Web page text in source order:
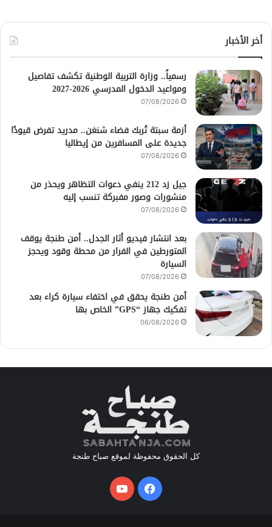
أخر الأخبار
رسمياً.. وزارة التربية الوطنية تكشف تفاصيل
ومواعيد الدخول المدرسي 2026-2027
07/08/2026
أزمة سبتة تُربك فضاء شنغن.. مدريد تفرض قيودًا
جديدة على المسافرين من إيطاليا
07/08/2026
جيل زد 212 ينفي دعوات التظاهر ويحذر من
منشورات وصور مفبركة تنسب إليه
07/08/2026
بعد انتشار فيديو أثار الجدل.. أمن طنجة يوقف
المتورطين في الفرار من محطة وقود ويحجز
السيارة
07/08/2026
أمن طنجة يحقق في اختفاء سيارة كراء بعد
تفكيك جهاز “GPS” الخاص بها
06/08/2026
كل الحقوق محفوظة لموقع صباح طنجة
فيسبوكيوتيوب